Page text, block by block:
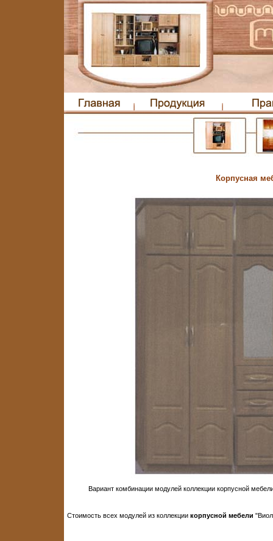
Корпусная
Вариант комбинации модулей коллекции корпусной
Стоимость всех модулей из коллекции корпусной мебели